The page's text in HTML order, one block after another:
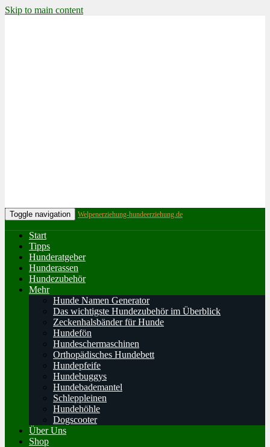
Skip to main content
Toggle navigation Welpenerziehung-hundeerziehung.de
Start
Tipps
Hunderatgeber
Hunderassen
Hundezubehör
Mehr
Hunde Namen Generator
Das wichtigste Hundezubehör im Überblick
Zeckenhalsbänder für Hunde
Hundefön
Hundeschermaschinen
Orthopädisches Hundebett
Hundepfeife
Hundebuggys
Hundebademantel
Schleppleinen
Hundehöhle
Dogscooter
Über Uns
Shop